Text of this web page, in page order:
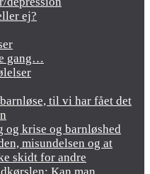
ej?
gang…
til vi har fået det
og krise og barnløshed
misundelsen og at
skidt for andre